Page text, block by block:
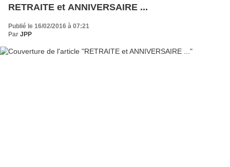
RETRAITE et ANNIVERSAIRE ...
Publié le 16/02/2016 à 07:21
Par JPP